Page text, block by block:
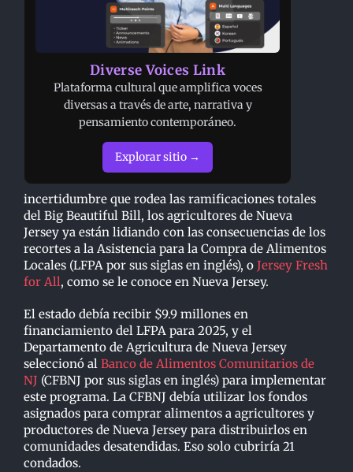
Diverse Voices Link
Plataforma cultural que amplifica voces
diversas a través de arte, narrativa y
pensamiento contemporáneo.
Explorar sitio →
incertidumbre que rodea las ramificaciones totales
del Big Beautiful Bill, los agricultores de Nueva
Jersey ya están lidiando con las consecuencias de los
recortes a la Asistencia para la Compra de Alimentos
Locales (LFPA por sus siglas en inglés), o Jersey Fresh
for All, como se le conoce en Nueva Jersey.
El estado debía recibir $9.9 millones en
financiamiento del LFPA para 2025, y el
Departamento de Agricultura de Nueva Jersey
seleccionó al Banco de Alimentos Comunitarios de
NJ (CFBNJ por sus siglas en inglés) para implementar
este programa. La CFBNJ debía utilizar los fondos
asignados para comprar alimentos a agricultores y
productores de Nueva Jersey para distribuirlos en
comunidades desatendidas. Eso solo cubriría 21
condados.